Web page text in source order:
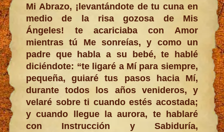
Mi Abrazo, ¡levantándote de tu cuna en
medio de la risa gozosa de Mis
Ángeles! te acariciaba con Amor
mientras tú Me sonreías, y como un
padre que habla a su bebé, te hablé
diciéndote: “te ligaré a Mí para siempre,
pequeña, guiaré tus pasos hacia Mí,
durante todos los años venideros, y
velaré sobre ti cuando estés acostada;
y cuando llegue la aurora, te hablaré
con Instrucción y Sabiduría,